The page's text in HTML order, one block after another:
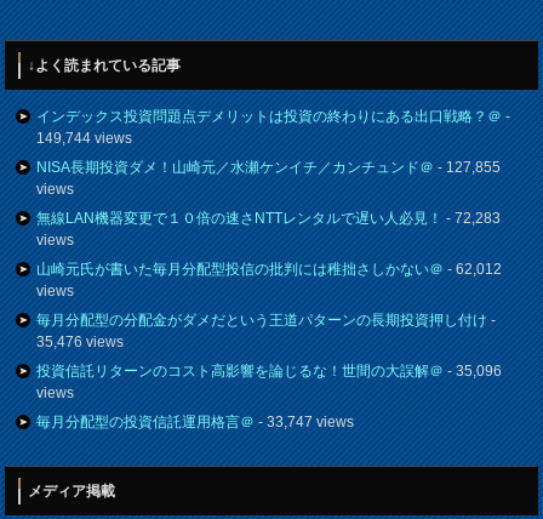
↓よく読まれている記事
インデックス投資問題点デメリットは投資の終わりにある出口戦略？＠-
149,744 views
NISA長期投資ダメ！山崎元／水瀬ケンイチ／カンチュンド＠- 127,855
views
無線LAN機器変更で１０倍の速さNTTレンタルで遅い人必見！- 72,283
views
山崎元氏が書いた毎月分配型投信の批判には稚拙さしかない＠- 62,012
views
毎月分配型の分配金がダメだという王道パターンの長期投資押し付け-
35,476 views
投資信託リターンのコスト高影響を論じるな！世間の大誤解＠- 35,096
views
毎月分配型の投資信託運用格言＠- 33,747 views
メディア掲載